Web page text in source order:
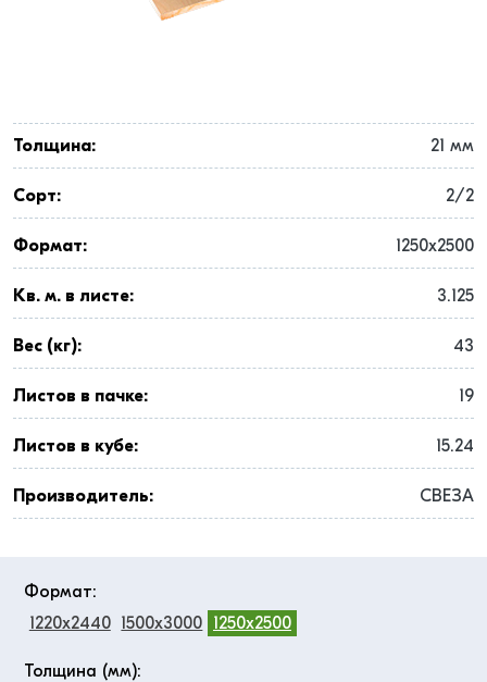
Толщина: 21 мм
Сорт: 2/2
Формат: 1250x2500
Кв. м. в листе: 3.125
Вес (кг): 43
Листов в пачке: 19
Листов в кубе: 15.24
Производитель: СВЕЗА
Формат:
1220x2440 1500x3000 1250x2500
Толщина (мм):